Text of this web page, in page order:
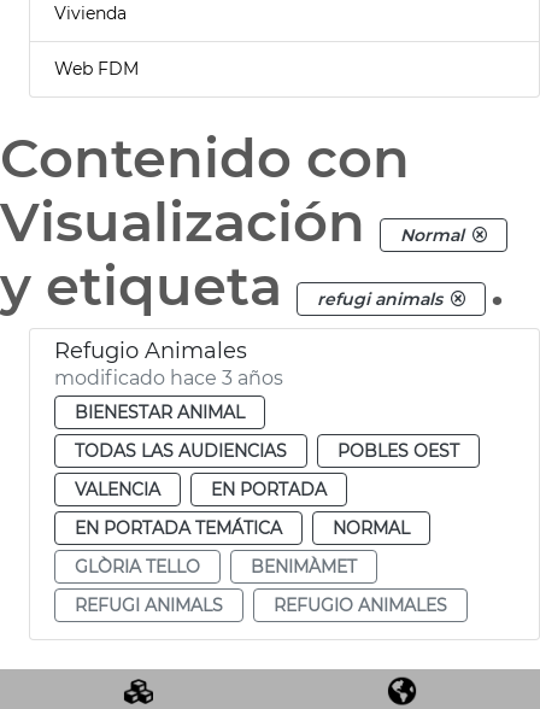
Vivienda
Web FDM
Contenido con
Visualización
Normal
y etiqueta refugi animals .
Refugio Animales
modificado hace 3 años
BIENESTAR ANIMAL
TODAS LAS AUDIENCIAS
POBLES OEST
VALENCIA
EN PORTADA
EN PORTADA TEMÁTICA
NORMAL
GLÒRIA TELLO
BENIMÀMET
REFUGI ANIMALS
REFUGIO ANIMALES